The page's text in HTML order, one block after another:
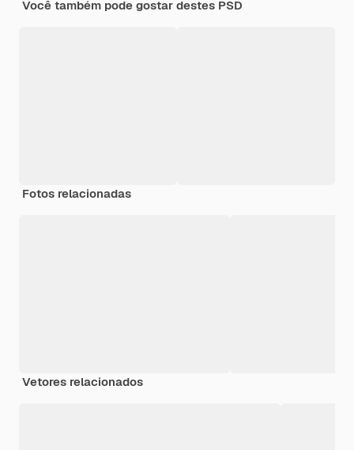
Você também pode gostar destes PSD
Fotos relacionadas
Vetores relacionados